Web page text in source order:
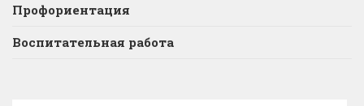
Профориентация
Воспитательная работа